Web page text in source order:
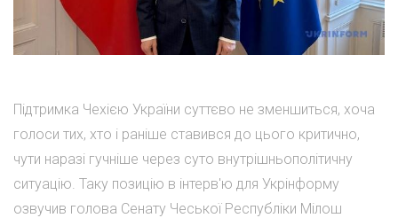
Підтримка Чехією України суттєво не зменшиться, хоча
голоси тих, хто і раніше ставився до цього критично,
чути наразі гучніше через суто внутрішньополітичну
ситуацію. Таку позицію в інтерв'ю для Укрінформу
озвучив голова Сенату Чеської Республіки Мілош